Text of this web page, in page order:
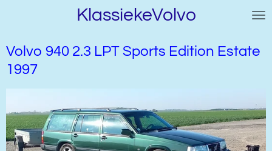
de
hoofdinhoud
KlassiekeVolvo
Volvo 940 2.3 LPT Sports Edition Estate
1997